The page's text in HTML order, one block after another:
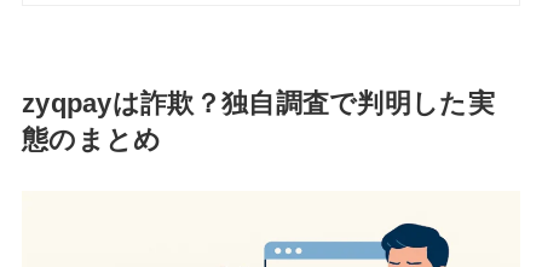
zyqpayは詐欺？独自調査で判明した実
態のまとめ